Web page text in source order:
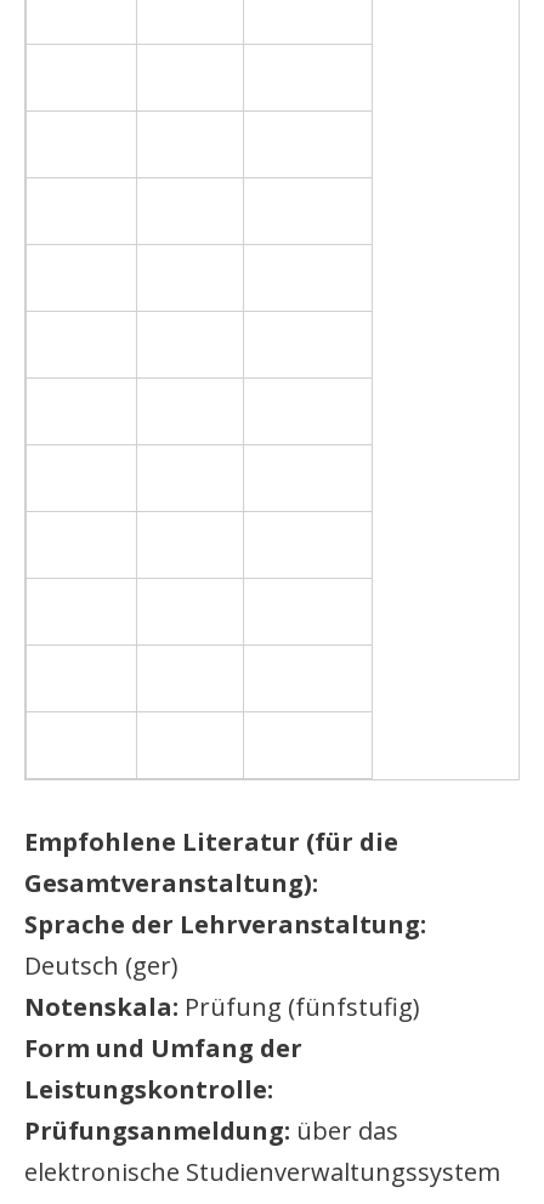
Empfohlene Literatur (für die
Gesamtveranstaltung):
Sprache der Lehrveranstaltung:
Deutsch (ger)
Notenskala: Prüfung (fünfstufig)
Form und Umfang der
Leistungskontrolle:
Prüfungsanmeldung: über das
elektronische Studienverwaltungssystem